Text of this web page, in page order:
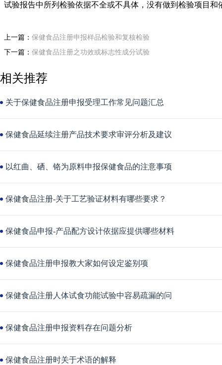
试验报告中所列检验依据不全或不具体，没有做到检验项目和
上一篇： 保健食品注册申报样品检验和复核检验
下一篇： 保健食品注册之功效或标志性成分试验
相关推荐
关于保健食品注册申报受理工作常见问题汇总
保健食品延续注册产品技术要求审评分析及建议
以红曲、硒、铬为原料申报保健食品的注意事项
保健食品注册-关于工艺验证材料有哪些要求？
保健食品申报-产品配方设计依据应提供哪些材料
保健食品注册申报教大家如何设定鉴别项
保健食品注册人体试食功能试验中容易疏漏的问
保健食品注册申报资料存在问题分析
保健食品注册时关于术语的解释